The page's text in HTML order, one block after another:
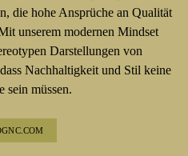
die hohe Ansprüche an Qualität
unserem modernen Mindset
Darstellungen von
Nachhaltigkeit und Stil keine
sein müssen.